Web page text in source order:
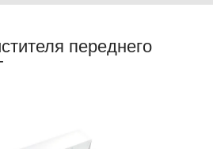
переднего